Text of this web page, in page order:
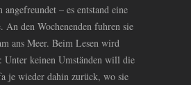
– es entstand eine
An den Wochenenden fuhren sie
ans Meer. Beim Lesen wird
Unter keinen Umständen will die
je wieder dahin zurück, wo sie